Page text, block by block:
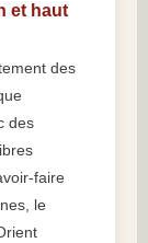
et haut
des
des
faire
le